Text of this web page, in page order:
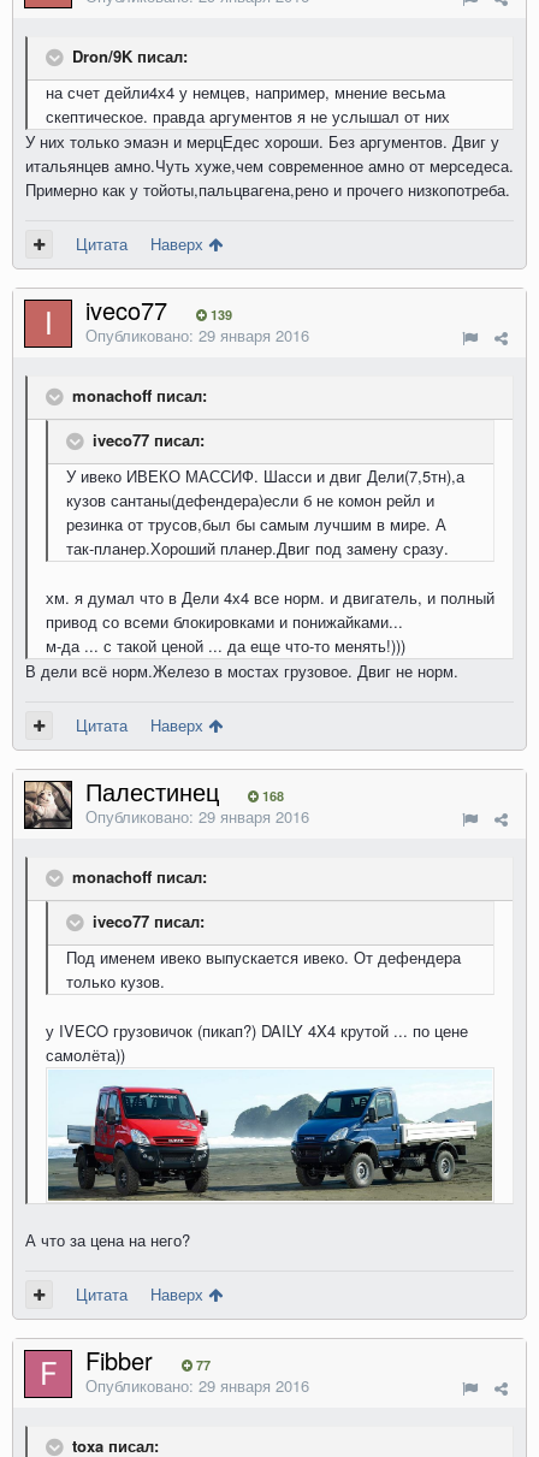
Dron/9K писал:
на счет дейли4х4 у немцев, например, мнение весьма
скептическое. правда аргументов я не услышал от них
У них только эмаэн и мерцЕдес хороши. Без аргументов. Двиг у
итальянцев амно.Чуть хуже,чем современное амно от мерседеса.
Примерно как у тойоты,пальцвагена,рено и прочего низкопотреба.
Цитата Наверх
iveco77 139
Опубликовано: 29 января 2016
monachoff писал:
iveco77 писал:
У ивеко ИВЕКО МАССИФ. Шасси и двиг Дели(7,5тн),а
кузов сантаны(дефендера)если б не комон рейл и
резинка от трусов,был бы самым лучшим в мире. А
так-планер.Хороший планер.Двиг под замену сразу.
хм. я думал что в Дели 4х4 все норм. и двигатель, и полный
привод со всеми блокировками и понижайками...
м-да ... с такой ценой ... да еще что-то менять!)))
В дели всё норм.Железо в мостах грузовое. Двиг не норм.
Цитата Наверх
Палестинец 168
Опубликовано: 29 января 2016
monachoff писал:
iveco77 писал:
Под именем ивеко выпускается ивеко. От дефендера
только кузов.
у IVECO грузовичок (пикап?) DAILY 4X4 крутой ... по цене
самолёта))
А что за цена на него?
Цитата Наверх
Fibber 77
Опубликовано: 29 января 2016
toxa писал: